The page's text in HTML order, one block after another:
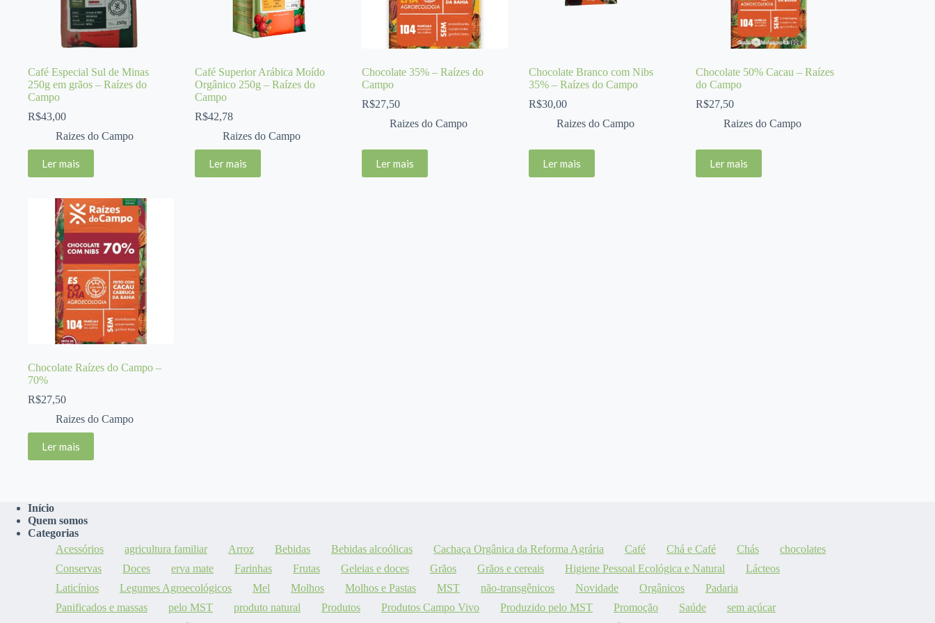
Café Especial Sul de Minas
250g em grãos – Raízes do
Campo
R$43,00
Raizes do Campo
Ler mais
Café Superior Arábica Moído
Orgânico 250g – Raízes do
Campo
R$42,78
Raizes do Campo
Ler mais
Chocolate 35% – Raízes do
Campo
R$27,50
Raizes do Campo
Ler mais
Chocolate Branco com Nibs
35% – Raízes do Campo
R$30,00
Raizes do Campo
Ler mais
Chocolate 50% Cacau – Raízes
do Campo
R$27,50
Raizes do Campo
Ler mais
Chocolate Raízes do Campo –
70%
R$27,50
Raizes do Campo
Ler mais
Início
Quem somos
Categorias
Acessórios
agricultura familiar Arroz Bebidas Bebidas alcoólicas Cachaça Orgânica da Reforma Agrária Café Chá e Café Chás
chocolates
Conservas
Doces erva mate Farinhas Frutas Geleias e doces Grãos Grãos e cereais Higiene Pessoal Ecológica e Natural
Lácteos
Laticínios
Legumes Agroecológicos Mel Molhos Molhos e Pastas MST não-transgênicos Novidade Orgânicos
Padaria
Panificados e massas
pelo MST produto natural Produtos Produtos Campo Vivo Produzido pelo MST Promoção Saúde
sem açúcar